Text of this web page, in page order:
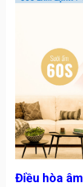
Điều hòa